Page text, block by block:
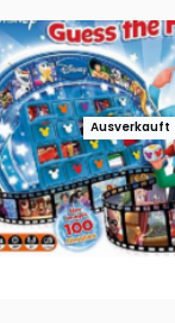
Ausverkauft